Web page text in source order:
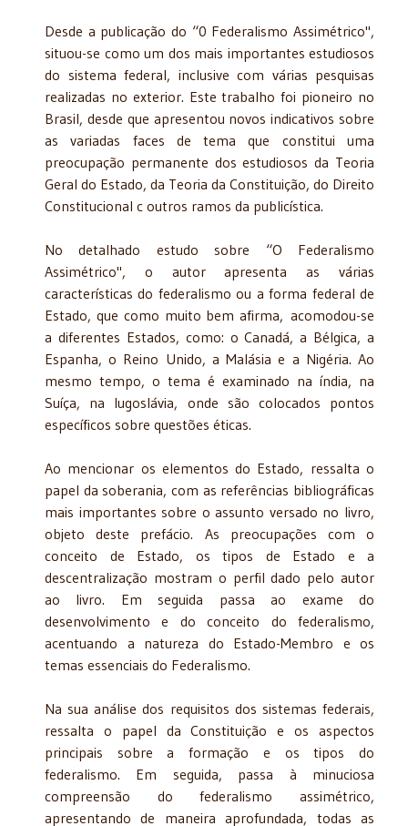
Desde a publicação do “0 Federalismo Assimétrico",
situou-se como um dos mais importantes estudiosos
do sistema federal, inclusive com várias pesquisas
realizadas no exterior. Este trabalho foi pioneiro no
Brasil, desde que apresentou novos indicativos so­bre
as variadas faces de tema que constitui uma
preocupação permanente dos estudiosos da Teoria
Geral do Estado, da Teoria da Constituição, do Direito
Constitucional c outros ramos da publicística.
No detalhado estudo sobre “O Federalismo
Assimétrico", o autor apresenta as várias
características do federalismo ou a forma federal de
Estado, que como muito bem afirma, acomodou-se
a diferentes Estados, como: o Canadá, a Bélgica, a
Espanha, o Reino Unido, a Malásia e a Nigéria. Ao
mesmo tempo, o tema é examinado na índia, na
Suíça, na Iugoslá­via, onde são colocados pontos
específicos sobre questões éticas.
Ao mencionar os elementos do Estado, ressalta o
papel da soberania, com as referências bibliográficas
mais importantes sobre o assunto versado no livro,
objeto deste prefácio. As preocupações com o
conceito de Estado, os tipos de Estado e a
descentralização mostram o perfil dado pelo autor
ao livro. Em seguida passa ao exame do
desenvolvimento e do conceito do federalismo,
acentuando a natureza do Estado-Membro e os
temas essenciais do Federalismo.
Na sua análise dos requisitos dos sistemas federais,
ressalta o papel da Constituição e os aspectos
principais sobre a formação e os tipos do
federalismo. Em seguida, passa à mi­nuciosa
compreensão do federalismo assimétrico,
apresentando de maneira aprofundada, todas as